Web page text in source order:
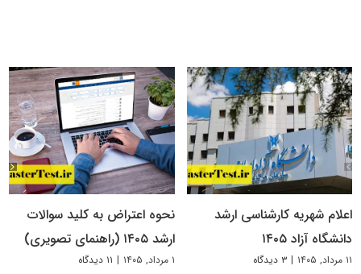
اعلام شهریه کارشناسی ارشد
دانشگاه آزاد ۱۴۰۵
۱۱ مرداد, ۱۴۰۵ | ۳ دیدگاه
نحوه اعتراض به کلید سوالات
ارشد ۱۴۰۵ (راهنمای تصویری)
۱ مرداد, ۱۴۰۵ | ۱۱ دیدگاه